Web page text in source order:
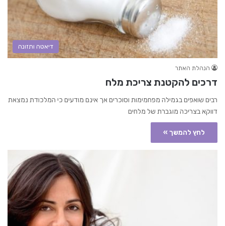
דיאטה ותזונה
הנהלת האתר
דרכים להקטנת צריכת מלח
רבים שואפים בגמילה מפחמימות וסוכרים אך אינם מודעים כי המלכודת נמצאת
דווקא בצריכה מוגברת של מלחים
לחץ להמשך »